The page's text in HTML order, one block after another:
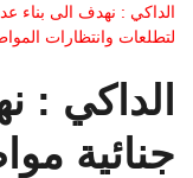
الداكي : نهدف الى بناء
لتطلعات وانتظارات
الداكي :
جنائية